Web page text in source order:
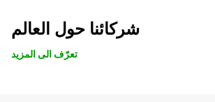
شركائنا حول العالم
تعرّف الى المزيد